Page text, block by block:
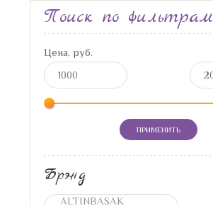
Поиск по фильтрам
Цена, руб.
ПРИМЕНИТЬ
Брэнд